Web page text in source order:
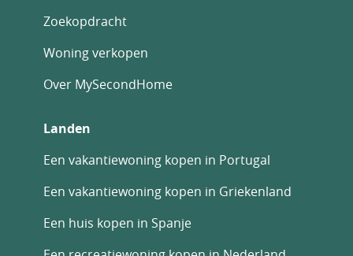
Zoekopdracht
Woning verkopen
Over MySecondHome
Landen
Een vakantiewoning kopen in Portugal
Een vakantiewoning kopen in Griekenland
Een huis kopen in Spanje